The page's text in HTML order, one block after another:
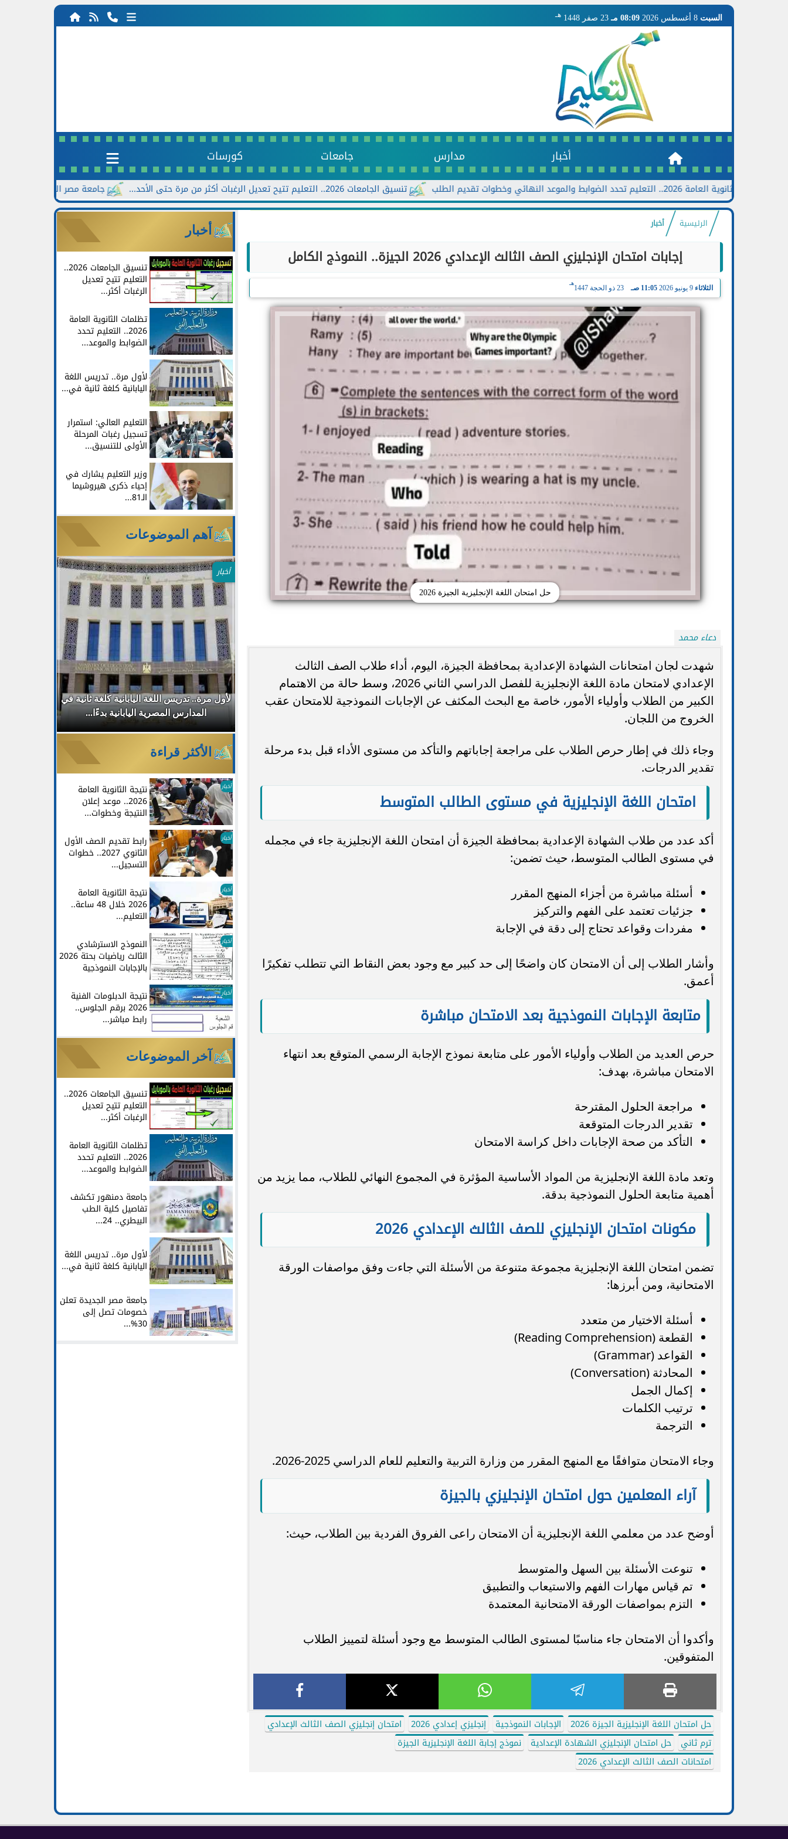
السبت 08:09 مـ 23 صفر 1448 هـ
أخبار مدارس جامعات كورسات
جامعة مصر الجديدة تعلن خصومات تصل إلى 30% للطلاب الجدد تنسيق الجامعات 2026.. التعليم تتيح تعديل الرغبات أكثر من مرة حتى الأحد... 2026.. التعليم تحدد الضوابط والموعد النهائي وخطوات تقديم الطلب
الرئيسية أخبار
إجابات امتحان الإنجليزي الصف الثالث الإعدادي 2026 الجيزة.. النموذج الكامل
الثلاثاء 9 يونيو 2026 11:05 صـ 23 ذو الحجة 1447
هـ
حل امتحان اللغة الإنجليزية الجيزة 2026
دعاء محمد
شهدت لجان امتحانات الشهادة الإعدادية بمحافظة الجيزة، اليوم، أداء طلاب الصف الثالث
الإعدادي لامتحان مادة اللغة الإنجليزية للفصل الدراسي الثاني 2026، وسط حالة من الاهتمام
الكبير من الطلاب وأولياء الأمور، خاصة مع البحث المكثف عن الإجابات النموذجية للامتحان عقب
الخروج من اللجان.
وجاء ذلك في إطار حرص الطلاب على مراجعة إجاباتهم والتأكد من مستوى الأداء قبل بدء مرحلة
تقدير الدرجات.
امتحان اللغة الإنجليزية في مستوى الطالب المتوسط
أكد عدد من طلاب الشهادة الإعدادية بمحافظة الجيزة أن امتحان اللغة الإنجليزية جاء في مجمله
في مستوى الطالب المتوسط، حيث تضمن:
أسئلة مباشرة من أجزاء المنهج المقرر
جزئيات تعتمد على الفهم والتركيز
مفردات وقواعد تحتاج إلى دقة في الإجابة
وأشار الطلاب إلى أن الامتحان كان واضحًا إلى حد كبير مع وجود بعض النقاط التي تتطلب تفكيرًا
أعمق.
متابعة الإجابات النموذجية بعد الامتحان مباشرة
حرص العديد من الطلاب وأولياء الأمور على متابعة نموذج الإجابة الرسمي المتوقع بعد انتهاء
الامتحان مباشرة، بهدف:
مراجعة الحلول المقترحة
تقدير الدرجات المتوقعة
التأكد من صحة الإجابات داخل كراسة الامتحان
وتعد مادة اللغة الإنجليزية من المواد الأساسية المؤثرة في المجموع النهائي للطلاب، مما يزيد من
أهمية متابعة الحلول النموذجية بدقة.
مكونات امتحان الإنجليزي للصف الثالث الإعدادي 2026
تضمن امتحان اللغة الإنجليزية مجموعة متنوعة من الأسئلة التي جاءت وفق مواصفات الورقة
الامتحانية، ومن أبرزها:
أسئلة الاختيار من متعدد
القطعة (Reading Comprehension)
القواعد (Grammar)
المحادثة (Conversation)
إكمال الجمل
ترتيب الكلمات
الترجمة
وجاء الامتحان متوافقًا مع المنهج المقرر من وزارة التربية والتعليم للعام الدراسي 2025-2026.
آراء المعلمين حول امتحان الإنجليزي بالجيزة
أوضح عدد من معلمي اللغة الإنجليزية أن الامتحان راعى الفروق الفردية بين الطلاب، حيث:
تنوعت الأسئلة بين السهل والمتوسط
تم قياس مهارات الفهم والاستيعاب والتطبيق
التزم بمواصفات الورقة الامتحانية المعتمدة
وأكدوا أن الامتحان جاء مناسبًا لمستوى الطالب المتوسط مع وجود أسئلة لتمييز الطلاب
المتفوقين.
حل امتحان اللغة الإنجليزية الجيزة 2026 الإجابات النموذجية إنجليزي إعدادي 2026
امتحان إنجليزي الصف الثالث الإعدادي
ترم ثاني
حل امتحان الإنجليزي الشهادة الإعدادية
نموذج إجابة اللغة الإنجليزية الجيزة
امتحانات الصف الثالث الإعدادي 2026
أخبار
تنسيق الجامعات 2026..
التعليم تتيح تعديل
الرغبات أكثر...
تظلمات الثانوية العامة
2026.. التعليم تحدد
الضوابط والموعد...
لأول مرة.. تدريس اللغة
اليابانية كلغة ثانية في...
التعليم العالي: استمرار
تسجيل رغبات المرحلة
الأولى للتنسيق...
وزير التعليم يشارك في
إحياء ذكرى هيروشيما
الـ81...
آهم الموضوعات
تنسيق الجامعات 2026.. التعليم تتيح تعديل
الرغبات أكثر من مرة حتى الأحد...
تظلمات الثانوية العامة 2026.. التعليم تحدد
الضوابط والموعد النهائي وخطوات تقديم
جامعة دمنهور تكشف تفاصيل كلية الطب
أخبار
لأول مرة.. تدريس اللغة اليابانية كلغة ثانية في
المدارس المصرية اليابانية بدءًا...
الأكثر قراءة
أخبار نتيجة الثانوية العامة
2026.. موعد إعلان
النتيجة وخطوات...
أخبار رابط تقديم الصف الأول
الثانوي 2027.. خطوات
التسجيل...
أخبار نتيجة الثانوية العامة
2026 خلال 48 ساعة..
التعليم...
أخبار النموذج الاسترشادي
الثالث رياضيات بحتة 2026
بالإجابات النموذجية
أخبار نتيجة الدبلومات الفنية
2026 برقم الجلوس..
رابط مباشر...
آخر الموضوعات
تنسيق الجامعات 2026..
التعليم تتيح تعديل
الرغبات أكثر...
تظلمات الثانوية العامة
2026.. التعليم تحدد
الضوابط والموعد...
جامعة دمنهور تكشف
تفاصيل كلية الطب
البيطري.. 24...
لأول مرة.. تدريس اللغة
اليابانية كلغة ثانية في...
جامعة مصر الجديدة تعلن
خصومات تصل إلى
30%...